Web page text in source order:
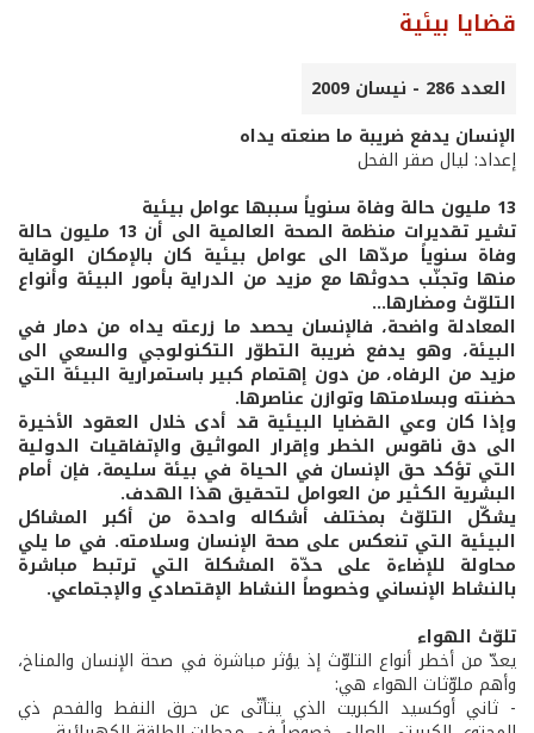
قضايا بيئية
العدد 286 - نيسان 2009
الإنسان يدفع ضريبة ما صنعته يداه
إعداد: ليال صقر الفحل
13 مليون حالة وفاة سنوياً سببها عوامل بيئية
تشير تقديرات منظمة الصحة العالمية الى أن 13 مليون حالة
وفاة سنوياً مردّها الى عوامل بيئية كان بالإمكان الوقاية
منها وتجنّب حدوثها مع مزيد من الدراية بأمور البيئة وأنواع
التلوّث ومضارها...
المعادلة واضحة، فالإنسان يحصد ما زرعته يداه من دمار في
البيئة، وهو يدفع ضريبة التطوّر التكنولوجي والسعي الى
مزيد من الرفاه، من دون إهتمام كبير باستمرارية البيئة التي
حضنته وبسلامتها وتوازن عناصرها.
وإذا كان وعي القضايا البيئية قد أدى خلال العقود الأخيرة
الى دق ناقوس الخطر وإقرار المواثيق والإتفاقيات الدولية
التي تؤكد حق الإنسان في الحياة في بيئة سليمة، فإن أمام
البشرية الكثير من العوامل لتحقيق هذا الهدف.
يشكّل التلوّث بمختلف أشكاله واحدة من أكبر المشاكل
البيئية التي تنعكس على صحة الإنسان وسلامته. في ما يلي
محاولة للإضاءة على حدّة المشكلة التي ترتبط مباشرة
بالنشاط الإنساني وخصوصاً النشاط الإقتصادي والإجتماعي.
تلوّث الهواء
يعدّ من أخطر أنواع التلوّث إذ يؤثر مباشرة في صحة الإنسان والمناخ،
وأهم ملوّثات الهواء هي:
- ثاني أوكسيد الكبريت الذي يتأتّى عن حرق النفط والفحم ذي